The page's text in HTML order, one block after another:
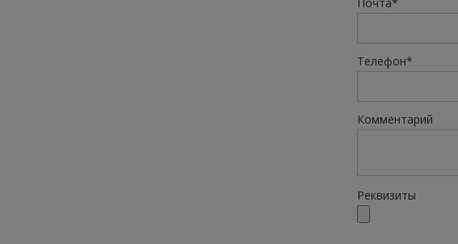
Телефон*
Комментарий
Реквизиты